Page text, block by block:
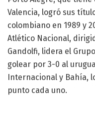
Valencia, logró sus
colombiano en 1989 y
Atlético Nacional,
Gandolfi, lidera el
golear por 3-0 al
Internacional y Bahía,
punto cada uno.